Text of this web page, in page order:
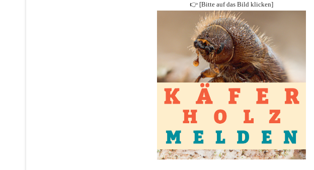
👉 [Bitte auf das Bild klicken]